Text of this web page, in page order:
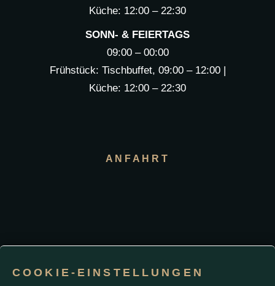
Küche: 12:00 – 22:30
SONN- & FEIERTAGS
09:00 – 00:00
Frühstück: Tischbuffet, 09:00 – 12:00 |
Küche: 12:00 – 22:30
ANFAHRT
COOKIE-EINSTELLUNGEN